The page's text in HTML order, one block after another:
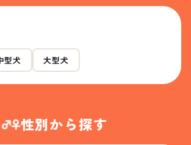
型犬 大型犬
性別から探す